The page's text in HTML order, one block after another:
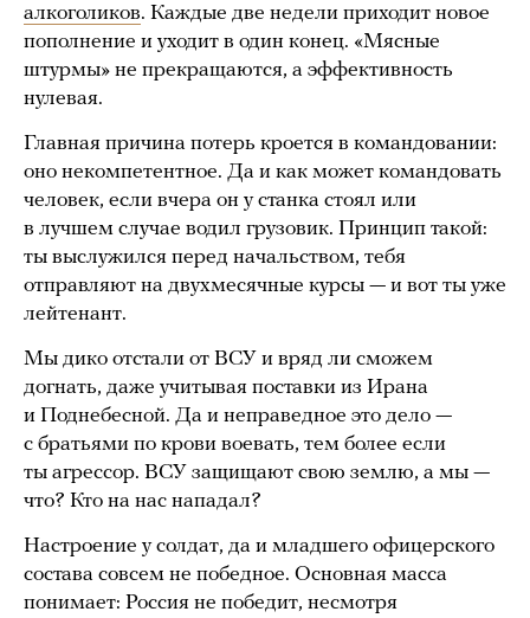
алкоголиков. Каждые две недели приходит новое
пополнение и уходит в один конец. «Мясные
штурмы» не прекращаются, а эффективность
нулевая.
Главная причина потерь кроется в командовании:
оно некомпетентное. Да и как может командовать
человек, если вчера он у станка стоял или
в лучшем случае водил грузовик. Принцип такой:
ты выслужился перед начальством, тебя
отправляют на двухмесячные курсы — и вот ты уже
лейтенант.
Мы дико отстали от ВСУ и вряд ли сможем
догнать, даже учитывая поставки из Ирана
и Поднебесной. Да и неправедное это дело —
с братьями по крови воевать, тем более если
ты агрессор. ВСУ защищают свою землю, а мы —
что? Кто на нас нападал?
Настроение у солдат, да и младшего офицерского
состава совсем не победное. Основная масса
понимает: Россия не победит, несмотря